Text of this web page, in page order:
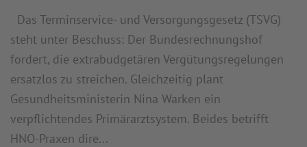
Das Terminservice- und Versorgungsgesetz (TSVG)
steht unter Beschuss: Der Bundesrechnungshof
fordert, die extrabudgetären Vergütungsregelungen
ersatzlos zu streichen. Gleichzeitig plant
Gesundheitsministerin Nina Warken ein
verpflichtendes Primärarztsystem. Beides betrifft
HNO-Praxen dire...